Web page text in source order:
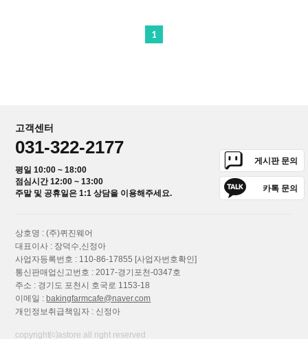
1
고객센터
031-322-2177
평일 10:00 ~ 18:00
점심시간 12:00 ~ 13:00
주말 및 공휴일은 1:1 상담을 이용해주세요.
게시판 문의
카톡 문의
상호명 : (주)퀴진웨어
대표이사 : 장덕수,신정아
사업자등록번호 : 110-86-17855 [사업자번호확인]
통신판매업신고번호 : 2017-경기포천-0347호
주소 : 경기도 포천시 호국로 1153-18
이메일 : bakingfarmcafe@naver.com
개인정보취급책임자 : 신정아
copyright⒞astore all right reserved